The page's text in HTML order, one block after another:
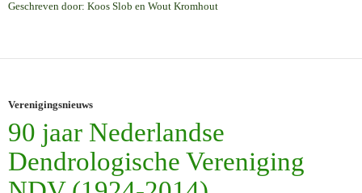
Geschreven door: Koos Slob en Wout Kromhout
Verenigingsnieuws
90 jaar Nederlandse
Dendrologische Vereniging